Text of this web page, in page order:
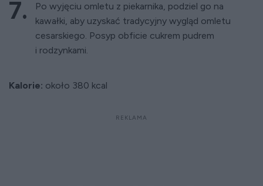
Po wyjęciu omletu z piekarnika, podziel go na
kawałki, aby uzyskać tradycyjny wygląd omletu
cesarskiego. Posyp obficie cukrem pudrem
i rodzynkami.
Kalorie: około 380 kcal